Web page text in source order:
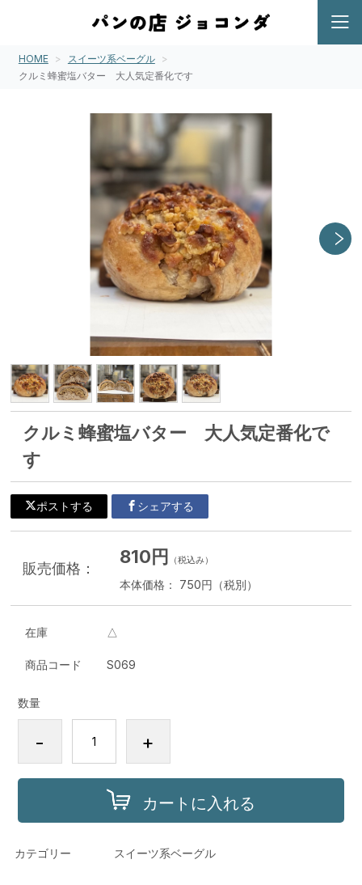
HOME
スイーツ系ベーグル
クルミ蜂蜜塩バター 大人気定番化です
クルミ蜂蜜塩バター 大人気定番化で
す
ポストする シェアする
販売価格：
810円 （税込み）
本体価格： 750円（税別）
在庫 △
商品コード S069
数量
- +
カートに入れる
カテゴリー スイーツ系ベーグル